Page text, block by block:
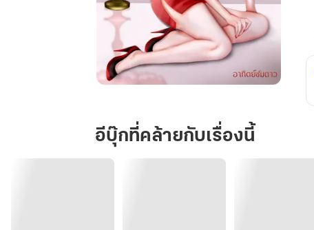
เป็น
นาง
ร้าย
อีบุ๊กที่คล้ายกับเรื่องนี้